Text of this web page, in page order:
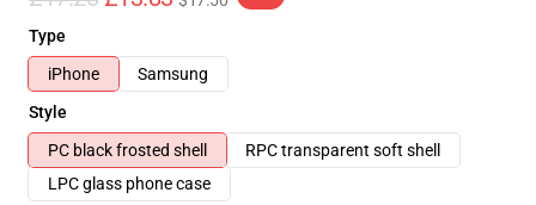
Type
iPhone
Samsung
Style
PC black frosted shell
RPC transparent soft shell
LPC glass phone case